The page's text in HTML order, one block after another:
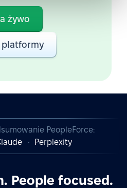
żywo
platformy
PeopleForce:
Perplexity
People focused.